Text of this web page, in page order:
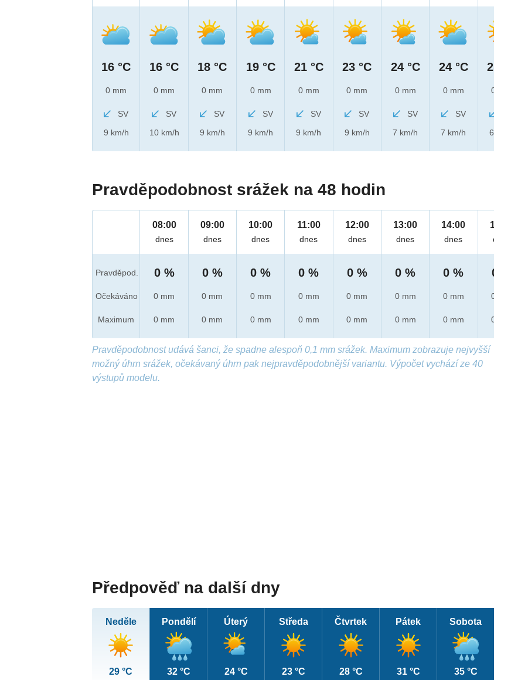
16 °C
0 mm
SV
9 km/h
16 °C
0 mm
SV
10 km/h
18 °C
0 mm
SV
9 km/h
19 °C
0 mm
SV
9 km/h
21 °C
0 mm
SV
9 km/h
23 °C
0 mm
SV
9 km/h
24 °C
0 mm
SV
7 km/h
24 °C
0 mm
SV
7 km/h
25 °C
0 mm
6 km/h
Pravděpodobnost srážek na 48 hodin
Pravděpod.
Očekáváno
Maximum
08:00
dnes
0 %
0 mm
0 mm
09:00
dnes
0 %
0 mm
0 mm
10:00
dnes
0 %
0 mm
0 mm
11:00
dnes
0 %
0 mm
0 mm
12:00
dnes
0 %
0 mm
0 mm
13:00
dnes
0 %
0 mm
0 mm
14:00
dnes
0 %
0 mm
0 mm
15:00
dnes
0 %
0 mm
0 mm
Pravděpodobnost udává šanci, že spadne alespoň 0,1 mm srážek. Maximum zobrazuje nejvyšší
možný úhrn srážek, očekávaný úhrn pak nejpravděpodobnější variantu. Výpočet vychází ze 40
výstupů modelu.
Předpověď na další dny
Neděle
29 °C
Pondělí
32 °C
Úterý
24 °C
Středa
23 °C
Čtvrtek
28 °C
Pátek
31 °C
Sobota
35 °C